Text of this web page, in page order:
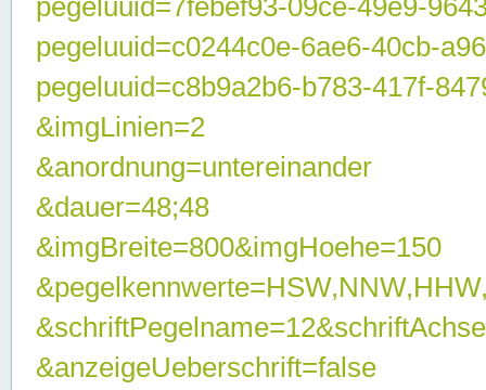
pegeluuid=7febef93-09ce-49e9-
pegeluuid=c0244c0e-6ae6-40cb-
pegeluuid=c8b9a2b6-b783-417f-
&imgLinien=2
&anordnung=untereinander
&dauer=48;48
&imgBreite=800&imgHoehe=150
&anzeigeUeberschrift=false